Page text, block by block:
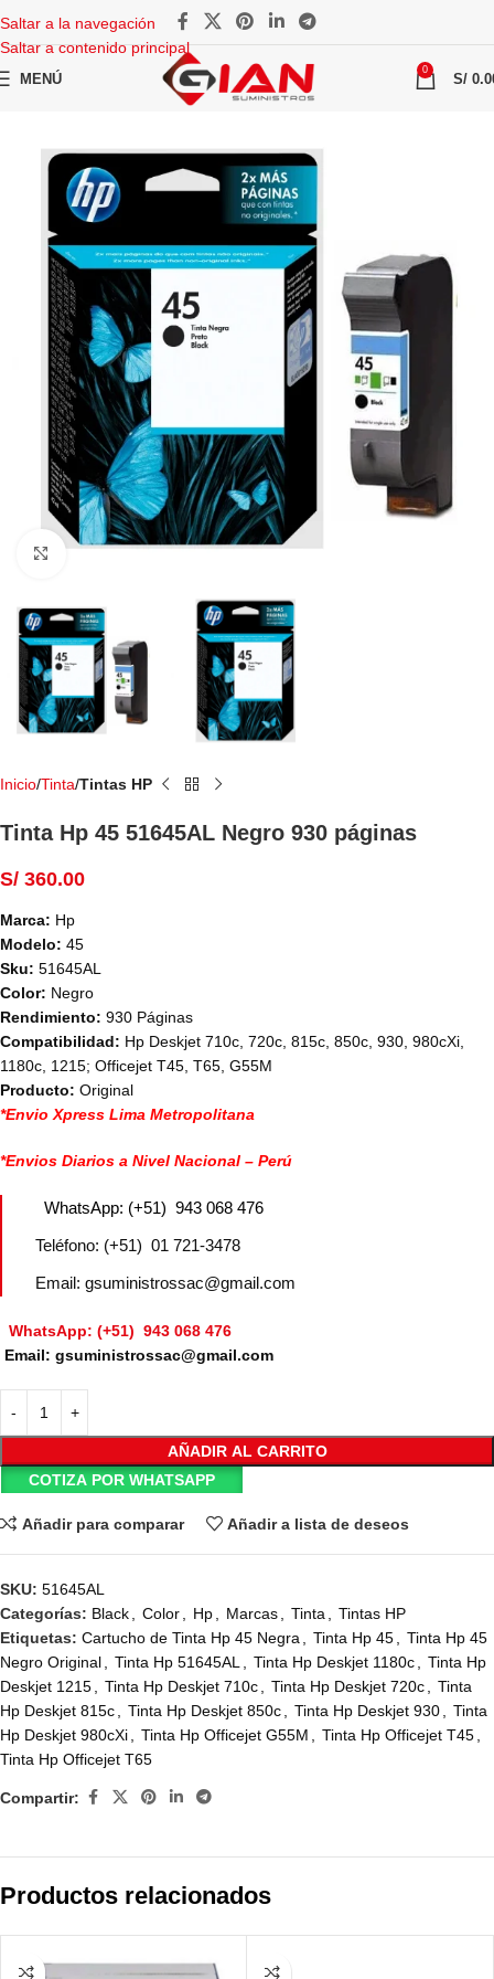
Saltar a la navegación
Saltar a contenido principal
MENÚ
0
S/
Haga Click para agrandar
Inicio Tinta Tintas HP
Tinta Hp 45 51645AL Negro 930 páginas
S/ 360.00
Marca: Hp
Modelo: 45
Sku: 51645AL
Color: Negro
Rendimiento: 930 Páginas
Compatibilidad: Hp Deskjet 710c, 720c, 815c, 850c, 930, 980cXi,
1180c, 1215; Officejet T45, T65, G55M
Producto: Original
*Envio Xpress Lima Metropolitana
*Envios Diarios a Nivel Nacional – Perú
WhatsApp: (+51) 943 068 476
Teléfono: (+51) 01 721-3478
Email: gsuministrossac@gmail.com
WhatsApp: (+51) 943 068 476
Email: gsuministrossac@gmail.com
AÑADIR AL CARRITO
COTIZA POR WHATSAPP
Añadir para comparar Añadir a lista de deseos
SKU: 51645AL
Categorías: Black, Color, Hp, Marcas, Tinta, Tintas HP
Etiquetas: Cartucho de Tinta Hp 45 Negra, Tinta Hp 45, Tinta Hp 45
Negro Original, Tinta Hp 51645AL, Tinta Hp Deskjet 1180c, Tinta Hp
Deskjet 1215, Tinta Hp Deskjet 710c, Tinta Hp Deskjet 720c, Tinta
Hp Deskjet 815c, Tinta Hp Deskjet 850c, Tinta Hp Deskjet 930, Tinta
Hp Deskjet 980cXi, Tinta Hp Officejet G55M , Tinta Hp Officejet T45,
Tinta Hp Officejet T65
Compartir:
Productos relacionados